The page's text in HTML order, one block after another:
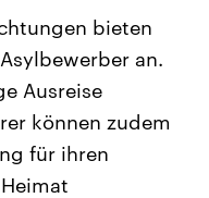
USA
Aktuelle Beiträge,
Hintergründe
Wirtschaftlich und
gehören die Vereinigten
den mächtigsten Ländern
mit großem Einfluss auf
bieten
an.
Ausreise
können zudem
für ihren